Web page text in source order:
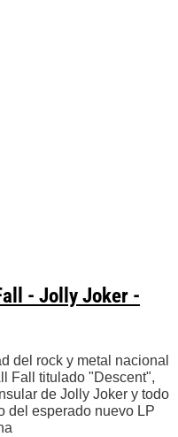
- Jolly Joker -
del rock y metal nacional
Fall titulado "Descent",
de Jolly Joker y todo
del esperado nuevo LP